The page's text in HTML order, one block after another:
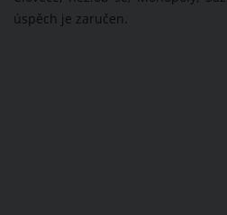
úspěch je zaručen.